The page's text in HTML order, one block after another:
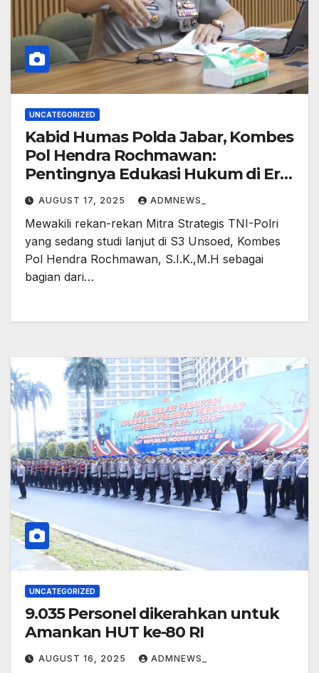
UNCATEGORIZED
Kabid Humas Polda Jabar, Kombes
Pol Hendra Rochmawan:
Pentingnya Edukasi Hukum di Era
Demokrasi dan Digital
AUGUST 17, 2025 ADMNEWS_
Mewakili rekan-rekan Mitra Strategis TNI-Polri
yang sedang studi lanjut di S3 Unsoed, Kombes
Pol Hendra Rochmawan, S.I.K.,M.H sebagai
bagian dari…
UNCATEGORIZED
9.035 Personel dikerahkan untuk
Amankan HUT ke-80 RI
AUGUST 16, 2025 ADMNEWS_